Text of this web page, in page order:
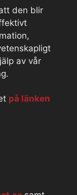
den blir
av vår
på länken